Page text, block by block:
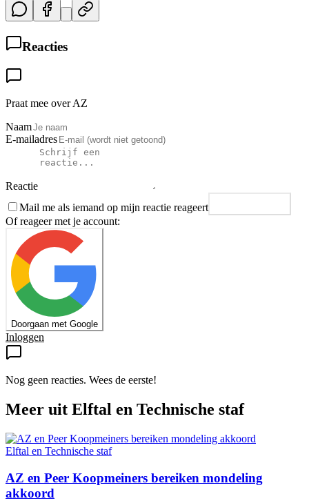
Reacties
Praat mee over AZ
Naam
E-mailadres
Reactie
Mail me als iemand op mijn reactie reageert
Of reageer met je account:
Doorgaan met Google
Inloggen
Nog geen reacties. Wees de eerste!
Meer uit Elftal en Technische staf
Elftal en Technische staf
AZ en Peer Koopmeiners bereiken mondeling
akkoord